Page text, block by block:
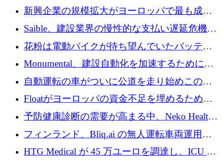
後、アムステルダムに根を張る
新興企業の規模拡大がヨーロッパで最も成功
した創業者を生み出す、アントラー氏が発見
Saible、建設業界の慢性的な支払い遅延危機に
対処するために 290 万ポンドを調達
花粉は電動バイクが待ち望んでいたバッテリ
ー交換ネットワークを構築している
Monumental、建設自動化を加速するためにシ
リーズ B で 3,200 万ドルを確保
自動運転の車がついに公道を走り始めこの国
が世界をリードしようとしている
Floatがヨーロッパの資金不足を埋めるために
シリーズAで450万ユーロを調達
予防健康診断の需要が高まる中、Neko Health
が 7 億ドルを調達
フィンランド、Bliq.ai の無人運転車両運用を
認可
HTG Medical が 45 万ユーロを調達し、ICU の